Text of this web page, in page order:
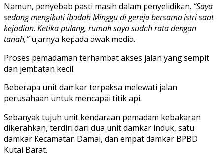
Namun, penyebab pasti masih dalam penyelidikan. “Saya
sedang mengikuti ibadah Minggu di gereja bersama istri saat
kejadian. Ketika pulang, rumah saya sudah rata dengan
tanah,”ujarnya kepada awak media.
Proses pemadaman terhambat akses jalan yang sempit
dan jembatan kecil.
Beberapa unit damkar terpaksa melewati jalan
perusahaan untuk mencapai titik api.
Sebanyak tujuh unit kendaraan pemadam kebakaran
dikerahkan, terdiri dari dua unit damkar induk, satu
damkar Kecamatan Damai, dan empat damkar BPBD
Kutai Barat.